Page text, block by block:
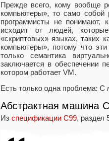
Прежде всего, кому вообще
компьютеры», то само собой
программисты не понимают,
исходит от людей,
«скриптовых» языках, таких
компьютеры», потому что
только семантика
заключается в обеспечении
котором работает VM.
Есть только одна проблема: C
Абстрактная машина C
Из спецификации C99, раздел